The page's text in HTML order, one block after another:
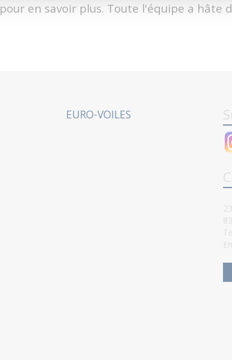
pour en savoir plus. Toute l'équipe a hâte
EURO-VOILES